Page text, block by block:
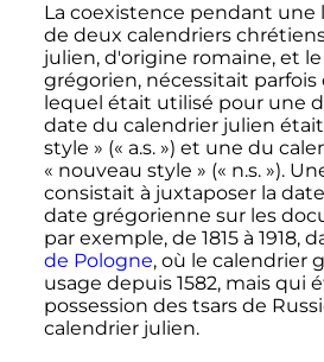
La coexistence pendant une
de deux calendriers
julien, d'origine romaine, et
grégorien, nécessitait parfois
lequel était utilisé pour une
date du calendrier julien
style » (« a.s. ») et une du
« nouveau style » (« n.s. »).
consistait à juxtaposer la
date grégorienne sur les
par exemple, de 1815 à 1918,
de Pologne, où le calendrier
usage depuis 1582, mais qui
possession des tsars de
calendrier julien.